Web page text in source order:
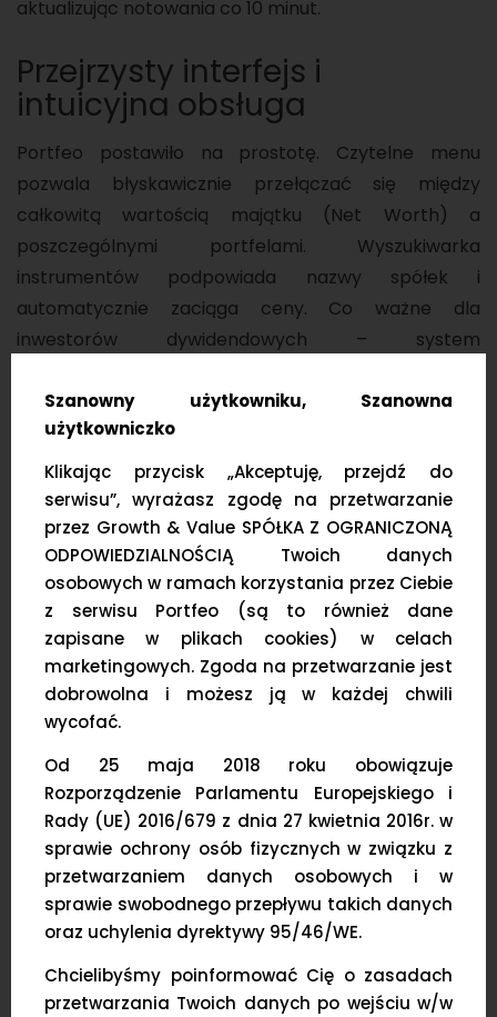
aktualizując notowania co 10 minut.
Przejrzysty interfejs i
intuicyjna obsługa
Portfeo postawiło na prostotę. Czytelne menu
pozwala błyskawicznie przełączać się między
całkowitą wartością majątku (Net Worth) a
poszczególnymi portfelami. Wyszukiwarka
instrumentów podpowiada nazwy spółek i
automatycznie zaciąga ceny. Co ważne dla
inwestorów dywidendowych – system
źródła (np. 15% przy spółkach z USA).
Skuteczny import danych
Zamiast walczyć z plikami CSV, Portfeo stawia na
rozwiązania dedykowane konkretnym brokerom.
Priorytetem jest 100% skuteczności. Narzędzie jest
stale rozwijane w oparciu o uwagi użytkowników, aby
obsługiwać wszelkie skrajne przypadki. Obecnie
system wspiera importy dlaExante, Saxo, DiForaz
MyFund(ułatwiając przesiadkę). W Q2 2026
planowane jest dodanie obsługi XTB.
Jak Portfeo zarządza
aktywami spoza giełdy?
To tutaj Portfeo zyskuje największą przewagę nad
konkurencją, oferując dedykowane moduły dla
1. Monitoring rentowności nieruchomości
Szanowny użytkowniku, Szanowna
użytkowniczko
Klikając przycisk „Akceptuję, przejdź do
serwisu”, wyrażasz zgodę na przetwarzanie
przez Growth & Value SPÓŁKA Z OGRANICZONĄ
ODPOWIEDZIALNOŚCIĄ Twoich danych
osobowych w ramach korzystania przez Ciebie
z serwisu Portfeo (są to również dane
zapisane w plikach cookies) w celach
marketingowych. Zgoda na przetwarzanie jest
dobrowolna i możesz ją w każdej chwili
wycofać.
Od 25 maja 2018 roku obowiązuje
Rozporządzenie Parlamentu Europejskiego i
Rady (UE) 2016/679 z dnia 27 kwietnia 2016r. w
sprawie ochrony osób fizycznych w związku z
przetwarzaniem danych osobowych i w
sprawie swobodnego przepływu takich danych
oraz uchylenia dyrektywy 95/46/WE.
Chcielibyśmy poinformować Cię o zasadach
przetwarzania Twoich danych po wejściu w/w